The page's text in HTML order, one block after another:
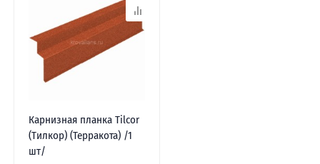
Карнизная планка Tilcor
(Тилкор) (Терракота) /1
шт/